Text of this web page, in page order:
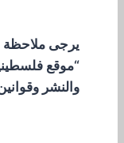
يرجى ملاحظة
“موقع
والنشر